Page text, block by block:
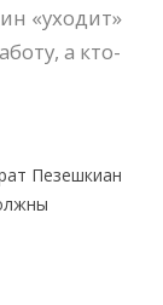
«уходит»
а кто-
Пезешкиан